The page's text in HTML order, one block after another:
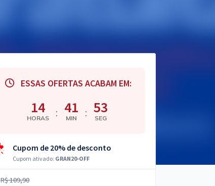
ESSAS OFERTAS ACABAM EM:
14
HORAS : 41
MIN : 52
SEG
Cupom de 20% de desconto
Cupom ativado: GRAN20-OFF
R$ 109,90